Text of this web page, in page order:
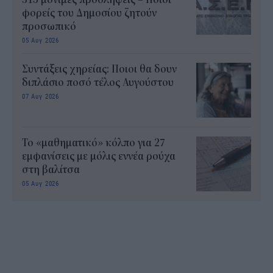
φορείς του Δημοσίου ζητούν
προσωπικό
05 Αυγ 2026
Συντάξεις χηρείας: Ποιοι θα δουν
διπλάσιο ποσό τέλος Αυγούστου
07 Αυγ 2026
Το «μαθηματικό» κόλπο για 27
εμφανίσεις με μόλις εννέα ρούχα
στη βαλίτσα
05 Αυγ 2026